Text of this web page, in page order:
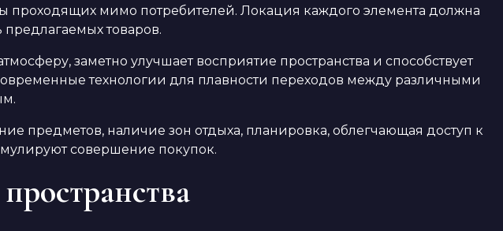
проходящих мимо потребителей. Локация каждого элемента должна
товаров.
заметно улучшает восприятие пространства и способствует
технологии для плавности переходов между различными
предметов, наличие зон отдыха, планировка, облегчающая доступ к
совершение покупок.